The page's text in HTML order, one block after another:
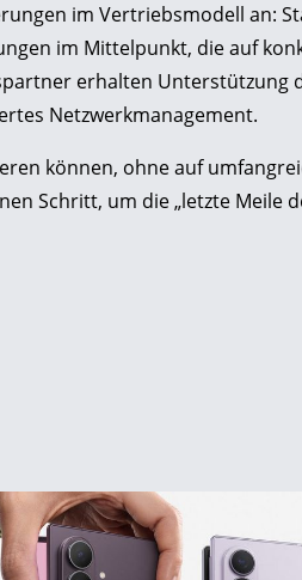
im Vertriebsmodell an:
im Mittelpunkt, die auf
erhalten Unterstützung
Netzwerkmanagement.
können, ohne auf
Schritt, um die „letzte Meile